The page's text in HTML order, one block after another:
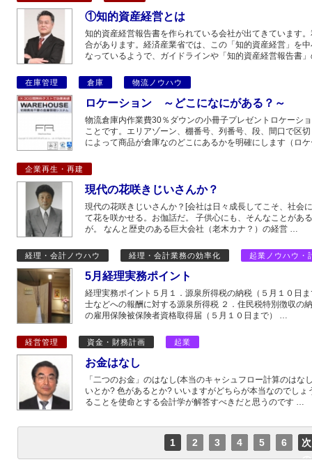
①知的資産経営とは
知的資産経営報告書を作られている会社が出てきています
合があります。経済産業省では、この「知的資産経営」を
なっているようで、ガイドラインや「知的資産経営報告書
在庫管理 倉庫 物流ノウハウ
ロケーション ～どこになにがある？～
物流倉庫内作業費30％ダウンの小冊子プレゼントロケーシ
ことです。エリアゾーン、棚番号、列番号、段、間口で区
によって商品が倉庫なのどこにあるかを明確にします（ロ
企業再生・再建
現代の花咲きじいさんか？
現代の花咲きじいさんか？[会社は日々成長してこそ、社会
て花を咲かせる。お伽話だ。 子供心にも、そんなことがあ
が。 なんと歴史のある巨大会社（老木カナ？）の経営 …
経理・会計ノウハウ 経理・会計業務の効率化 起業ノウハウ・
5月経理実務ポイント
経理実務ポイント５月１．源泉所得税の納税（５月１０日
士などへの報酬に対する源泉所得税 ２．住民税特別徴収の
の雇用保険被保険者資格取得届（５月１０日まで） …
経営管理 資金・財務計画 起業
お金はなし
「二つのお金」のはなし(本当のキャシュフロー計算のは
いとか? 色があるとか? いいますがどちらが本当なのでし
ることを使命とする会計学が解答すべきだと思うのです …
1 2 3 4 5 6
次
の